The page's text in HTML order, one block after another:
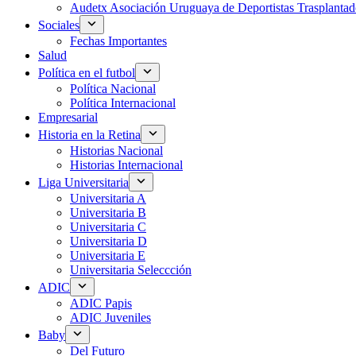
Audetx Asociación Uruguaya de Deportistas
Sociales
Fechas Importantes
Salud
Política en el futbol
Política Nacional
Política Internacional
Empresarial
Historia en la Retina
Historias Nacional
Historias Internacional
Liga Universitaria
Universitaria A
Universitaria B
Universitaria C
Universitaria D
Universitaria E
Universitaria Seleccción
ADIC
ADIC Papis
ADIC Juveniles
Baby
Del Futuro